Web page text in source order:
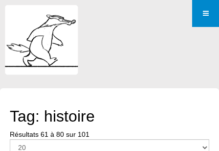
Tag: histoire
Résultats 61 à 80 sur 101